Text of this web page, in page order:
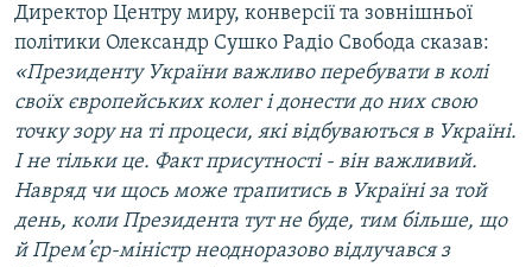
Директор Центру миру, конверсії та зовнішньої
політики Олександр Сушко Радіо Свобода сказав:
«Президенту України важливо перебувати в колі
своїх європейських колег і донести до них свою
точку зору на ті процеси, які відбуваються в Україні.
І не тільки це. Факт присутності - він важливий.
Навряд чи щось може трапитись в Україні за той
день, коли Президента тут не буде, тим більше, що
й Прем’єр-міністр неодноразово відлучався з